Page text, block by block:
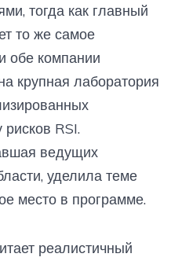
тогда как главный
то же самое
обе компании
крупная лаборатория
RSI.
ведущих
уделила теме
место в программе.
реалистичный